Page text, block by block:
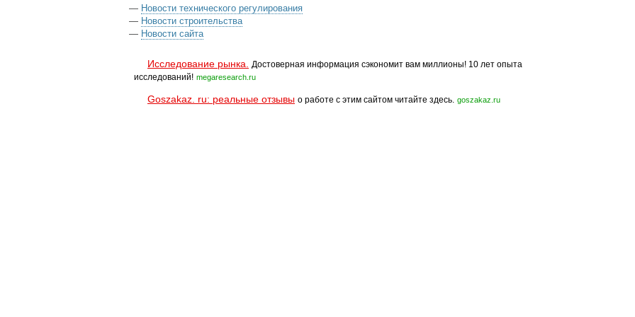
— Новости технического регулирования
— Новости строительства
— Новости сайта
Исследование рынка.
Достоверная информация сэкономит вам миллионы! 10 лет опыта
исследований! megaresearch.ru
Goszakaz. ru: реальные отзывы о работе с этим сайтом читайте здесь. goszakaz.ru